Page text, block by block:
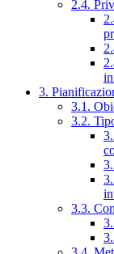
2.4.
3.
3.1.
3.2.
3.3.